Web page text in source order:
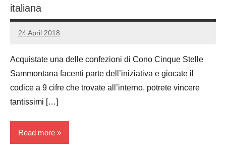
italiana
24 April 2018
Luca
No
Acquistate una delle confezioni di Cono Cinque Stelle
Sammontana facenti parte dell’iniziativa e giocate il
codice a 9 cifre che trovate all’interno, potrete vincere
tantissimi […]
Read more